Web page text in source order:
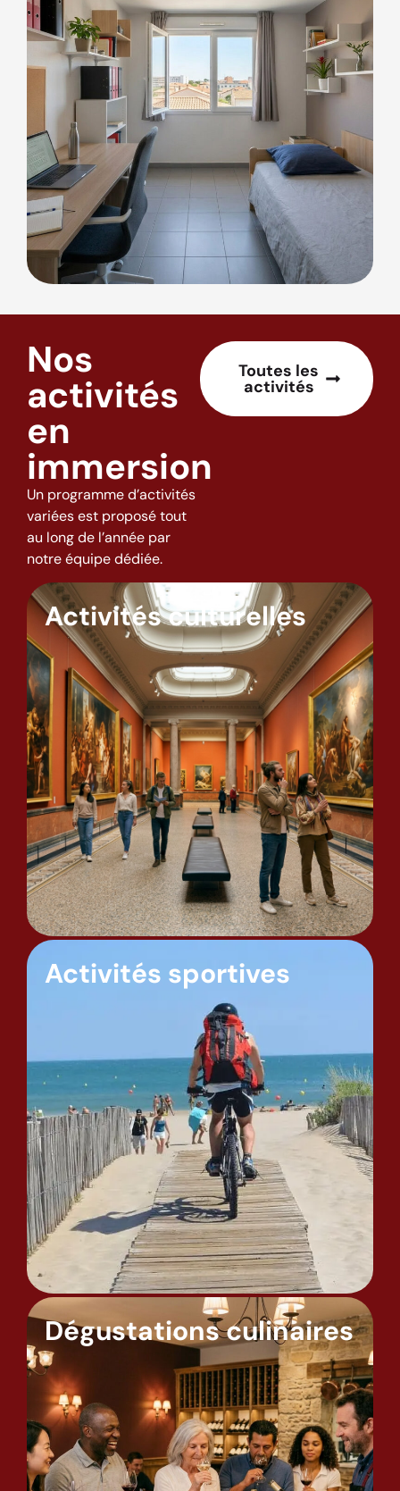
Nos
activités
en
immersion
Un programme d’activités
variées est proposé tout
au long de l’année par
notre équipe dédiée.
Toutes les
activités
Activités culturelles
Activités sportives
Dégustations culinaires